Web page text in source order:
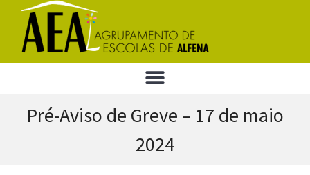
Pré-Aviso de Greve – 17 de maio
2024